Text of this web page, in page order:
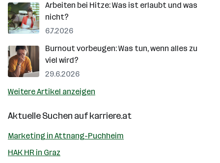
Arbeiten bei Hitze: Was ist erlaubt und was
nicht?
6.7.2026
Burnout vorbeugen: Was tun, wenn alles zu
viel wird?
29.6.2026
Weitere Artikel anzeigen
Aktuelle Suchen aufkarriere.at
Marketing in Attnang-Puchheim
HAK HR in Graz